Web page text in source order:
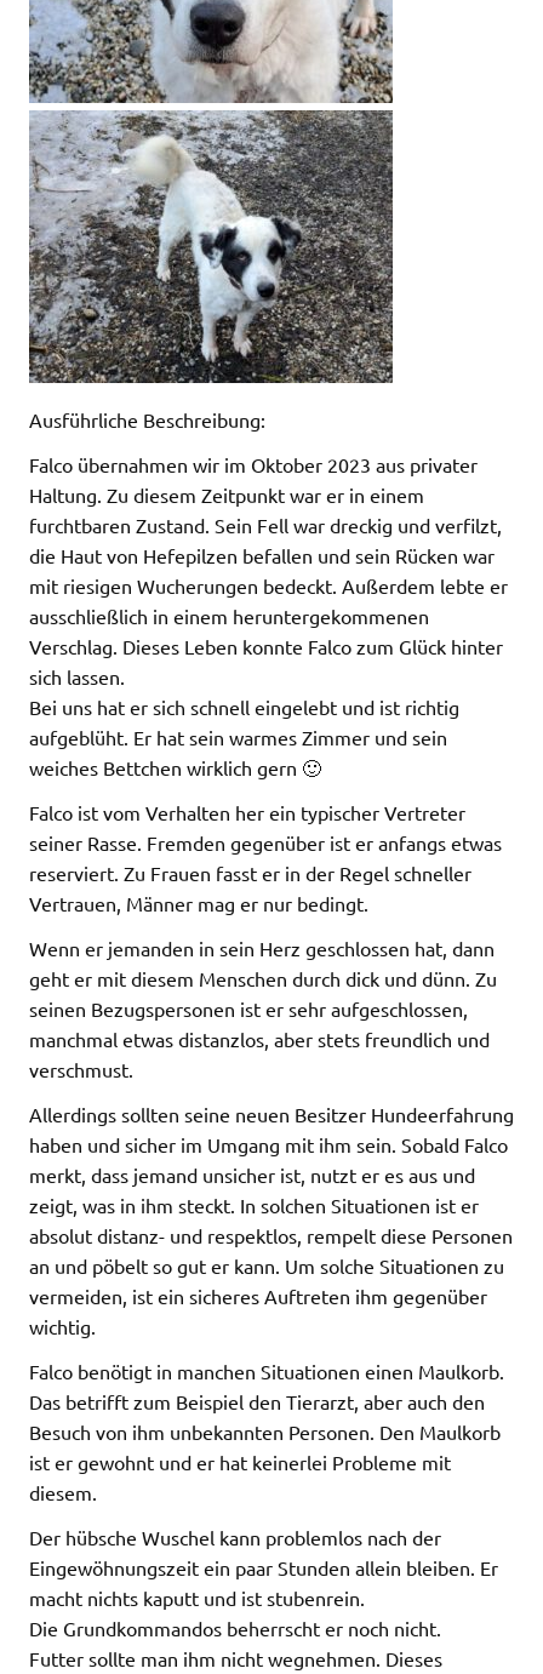
Ausführliche Beschreibung:
Falco übernahmen wir im Oktober 2023 aus privater
Haltung. Zu diesem Zeitpunkt war er in einem
furchtbaren Zustand. Sein Fell war dreckig und verfilzt,
die Haut von Hefepilzen befallen und sein Rücken war
mit riesigen Wucherungen bedeckt. Außerdem lebte er
ausschließlich in einem heruntergekommenen
Verschlag. Dieses Leben konnte Falco zum Glück hinter
sich lassen.
Bei uns hat er sich schnell eingelebt und ist richtig
aufgeblüht. Er hat sein warmes Zimmer und sein
weiches Bettchen wirklich gern 🙂
Falco ist vom Verhalten her ein typischer Vertreter
seiner Rasse. Fremden gegenüber ist er anfangs etwas
reserviert. Zu Frauen fasst er in der Regel schneller
Vertrauen, Männer mag er nur bedingt.
Wenn er jemanden in sein Herz geschlossen hat, dann
geht er mit diesem Menschen durch dick und dünn. Zu
seinen Bezugspersonen ist er sehr aufgeschlossen,
manchmal etwas distanzlos, aber stets freundlich und
verschmust.
Allerdings sollten seine neuen Besitzer Hundeerfahrung
haben und sicher im Umgang mit ihm sein. Sobald Falco
merkt, dass jemand unsicher ist, nutzt er es aus und
zeigt, was in ihm steckt. In solchen Situationen ist er
absolut distanz- und respektlos, rempelt diese Personen
an und pöbelt so gut er kann. Um solche Situationen zu
vermeiden, ist ein sicheres Auftreten ihm gegenüber
wichtig.
Falco benötigt in manchen Situationen einen Maulkorb.
Das betrifft zum Beispiel den Tierarzt, aber auch den
Besuch von ihm unbekannten Personen. Den Maulkorb
ist er gewohnt und er hat keinerlei Probleme mit
diesem.
Der hübsche Wuschel kann problemlos nach der
Eingewöhnungszeit ein paar Stunden allein bleiben. Er
macht nichts kaputt und ist stubenrein.
Die Grundkommandos beherrscht er noch nicht.
Futter sollte man ihm nicht wegnehmen. Dieses